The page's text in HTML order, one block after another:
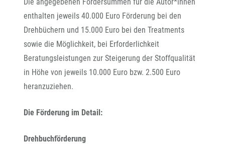
enthalten jeweils 40.000 Euro Förderung bei den
Drehbüchern und 15.000 Euro bei den Treatments
sowie die Möglichkeit, bei Erforderlichkeit
Beratungsleistungen zur Steigerung der Stoffqualität
in Höhe von jeweils 10.000 Euro bzw. 2.500 Euro
heranzuziehen.
Die Förderung im Detail:
Drehbuchförderung